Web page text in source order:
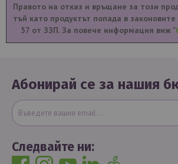
Правото на отказ и връщане за този
тъй като продуктът попада в
57 от ЗЗП. За повече информация виж "
Абонирай се за нашия
Следвайте ни: